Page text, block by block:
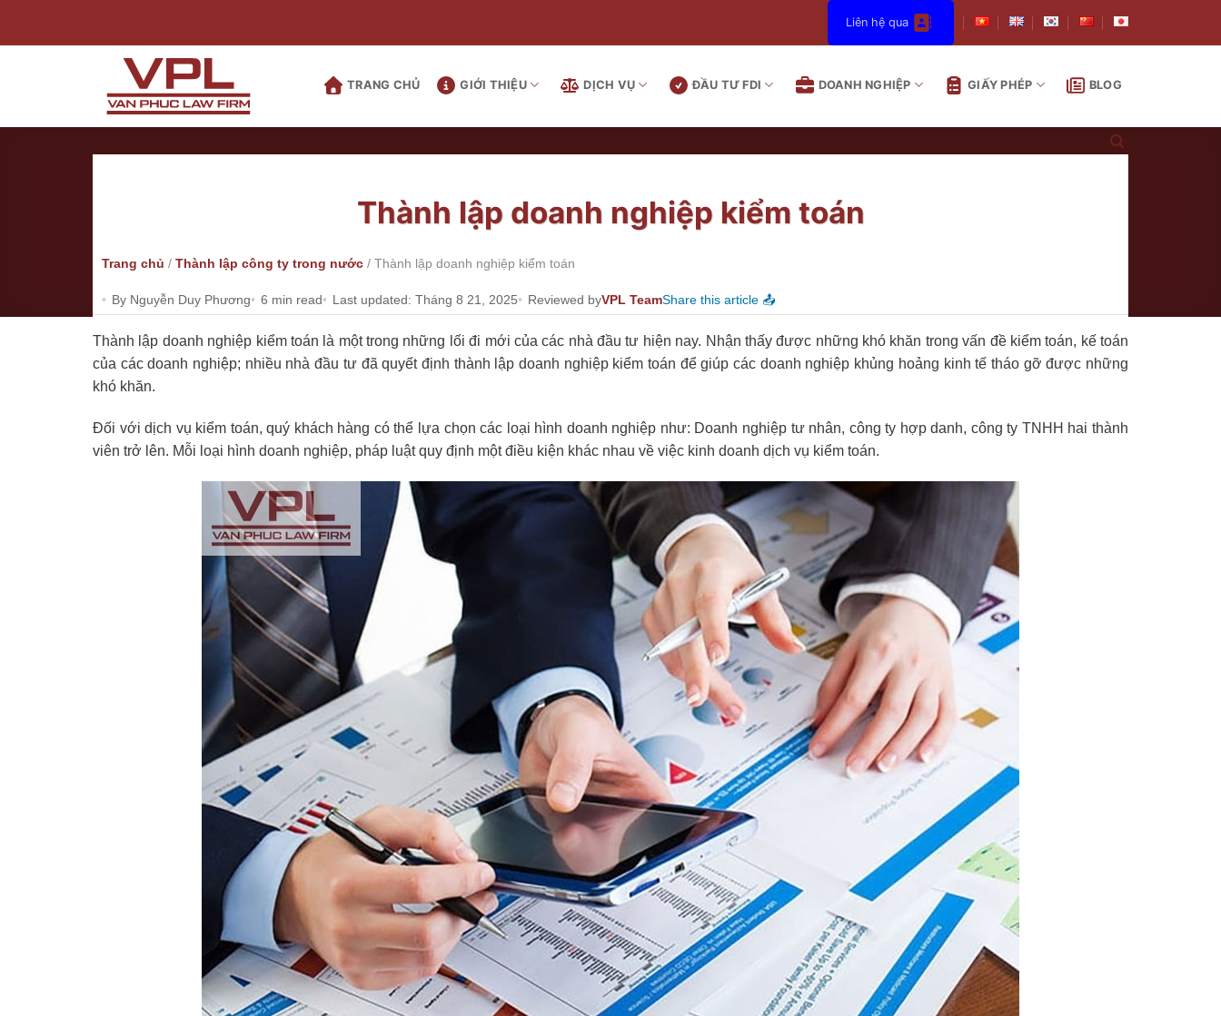
Liên hệ qua
TRANG CHỦ GIỚI THIỆU DỊCH VỤ ĐẦU TƯ FDI DOANH NGHIỆP GIẤY PHÉP BLOG
Thành lập doanh nghiệp kiểm toán
Trang chủ / Thành lập công ty trong nước / Thành lập doanh nghiệp kiểm toán
By Nguyễn Duy Phương 6 min read Last updated: Tháng 8 21, 2025 Reviewed byVPL TeamShare this article 📤
Thành lập doanh nghiệp kiểm toán là một trong những lối đi mới của các nhà đầu tư hiện nay. Nhận thấy được những khó khăn trong vấn đề kiểm toán, kế toán
của các doanh nghiệp; nhiều nhà đầu tư đã quyết định thành lập doanh nghiệp kiểm toán để giúp các doanh nghiệp khủng hoảng kinh tế tháo gỡ được những
khó khăn.
Đối với dịch vụ kiểm toán, quý khách hàng có thể lựa chọn các loại hình doanh nghiệp như: Doanh nghiệp tư nhân, công ty hợp danh, công ty TNHH hai thành
viên trở lên. Mỗi loại hình doanh nghiệp, pháp luật quy định một điều kiện khác nhau về việc kinh doanh dịch vụ kiểm toán.